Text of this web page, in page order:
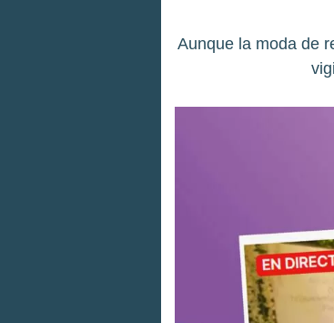
Aunque la moda de